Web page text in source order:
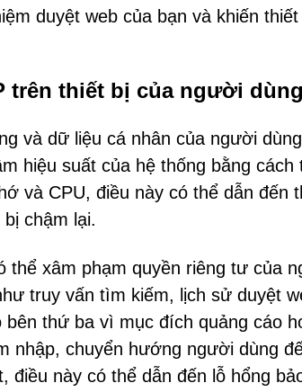
duyệt web của bạn và khiến thiết
trên thiết bị của người
và dữ liệu cá nhân của người
hiệu suất của hệ thống bằng cách
và CPU, điều này có thể dẫn đến
chậm lại.
thể xâm phạm quyền riêng tư của
truy vấn tìm kiếm, lịch sử duyệt
thứ ba vì mục đích quảng cáo
nhập, chuyển hướng người dùng
điều này có thể dẫn đến lỗ hổng